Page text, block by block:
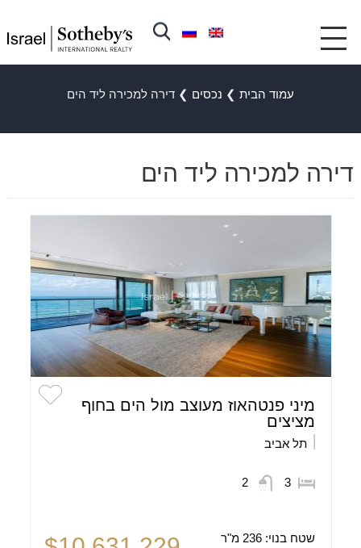
עמוד הבית ❯ נכסים ❯ דירה למכירה ליד הים
דירה למכירה ליד הים
מיני פנטהאוז מעוצב מול הים בחוף
מציצים
תל אביב
3
2
שטח בנוי:236 מ"ר